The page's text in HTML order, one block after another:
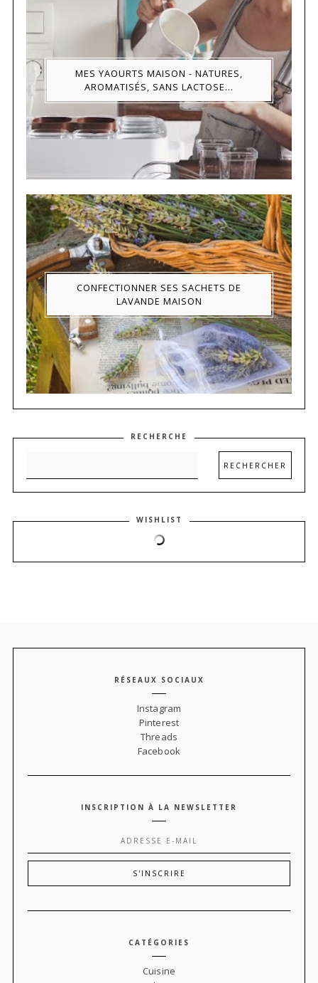
MES YAOURTS MAISON - NATURES,
AROMATISÉS, SANS LACTOSE...
CONFECTIONNER SES SACHETS DE
LAVANDE MAISON
RECHERCHE
WISHLIST
RÉSEAUX SOCIAUX
Instagram
Pinterest
Threads
Facebook
INSCRIPTION À LA NEWSLETTER
CATÉGORIES
Cuisine